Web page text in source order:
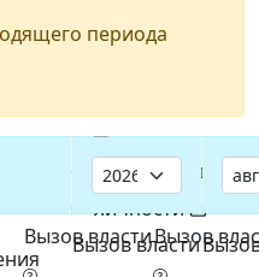
периода
Месяц 08 Год 2026
Вызов властиВызов
Вызов власти